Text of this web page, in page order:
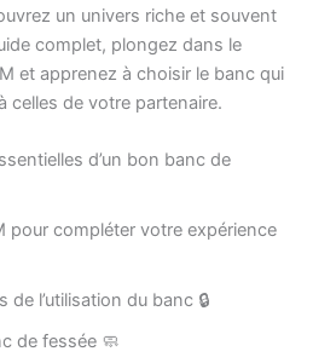
un univers riche et souvent
complet, plongez dans le
et apprenez à choisir le banc qui
celles de votre partenaire.
d’un bon banc de
pour compléter votre expérience
de l’utilisation du banc 🔒
de fessée 🧼